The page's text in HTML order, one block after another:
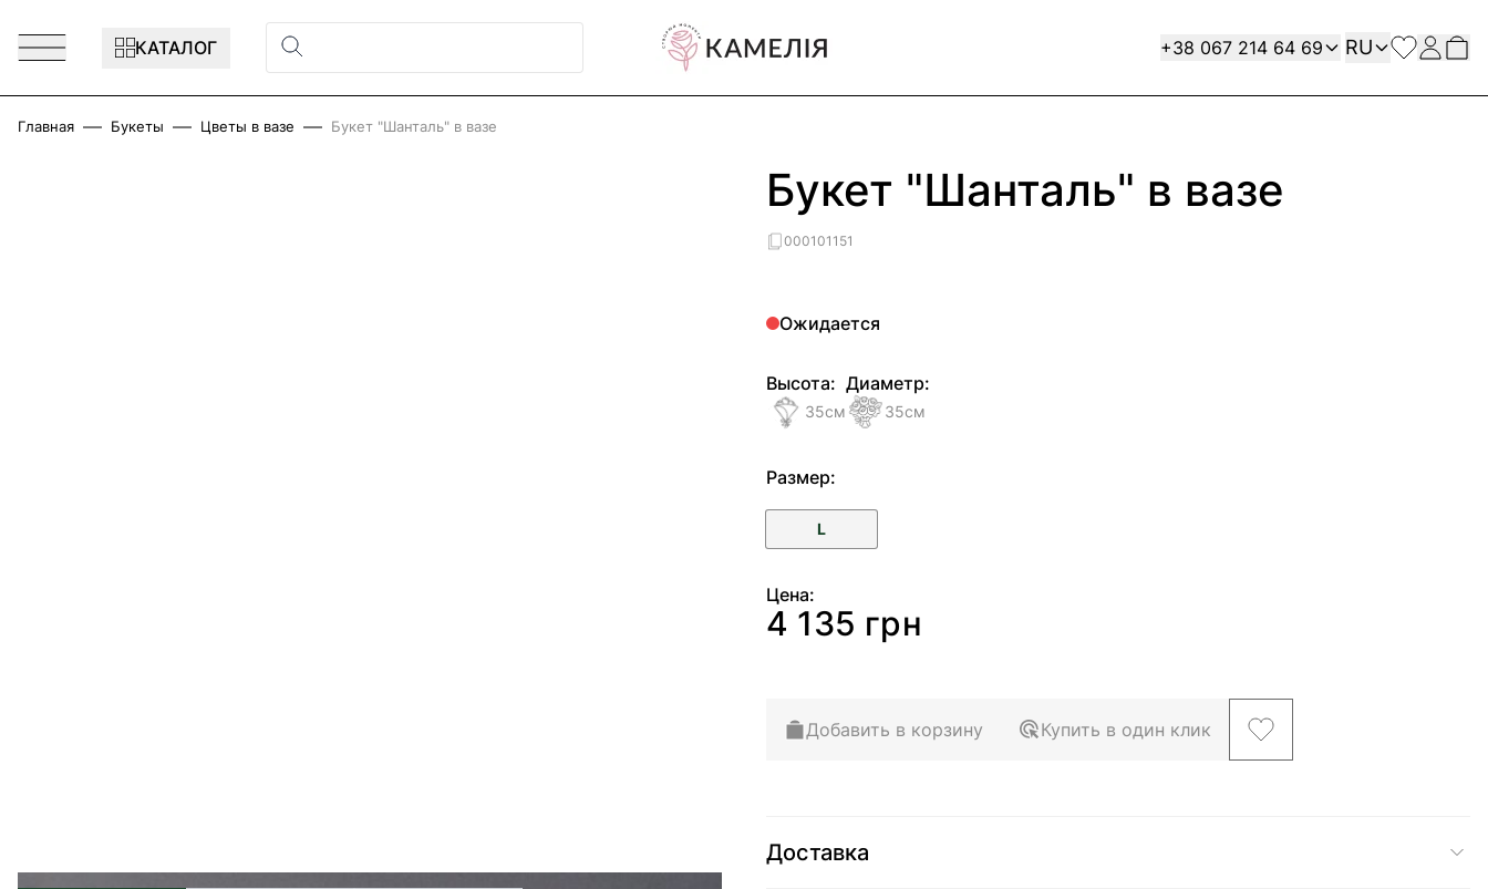
КАТАЛОГ
Contact
+38 067 214 64 69 Язык
RU
Главная Букеты Цветы в вазе Букет "Шанталь" в вазе
Букет "Шанталь" в вазе
000101151
Ожидается
Высота:
35см
Диаметр:
35см
Размер:
L
Цена:
4 135 грн
Добавить в корзину Купить в один клик
Доставка